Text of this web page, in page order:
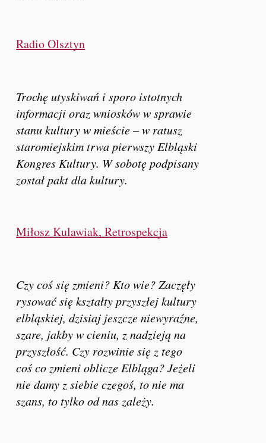
Radio Olsztyn
Trochę utyskiwań i sporo istotnych
informacji oraz wniosków w sprawie
stanu kultury w mieście – w ratusz
staromiejskim trwa pierwszy Elbląski
Kongres Kultury. W sobotę podpisany
został pakt dla kultury.
Miłosz Kulawiak, Retrospekcja
Czy coś się zmieni? Kto wie? Zaczęły
rysować się kształty przyszłej kultury
elbląskiej, dzisiaj jeszcze niewyraźne,
szare, jakby w cieniu, z nadzieją na
przyszłość. Czy rozwinie się z tego
coś co zmieni oblicze Elbląga? Jeżeli
nie damy z siebie czegoś, to nie ma
szans, to tylko od nas zależy.